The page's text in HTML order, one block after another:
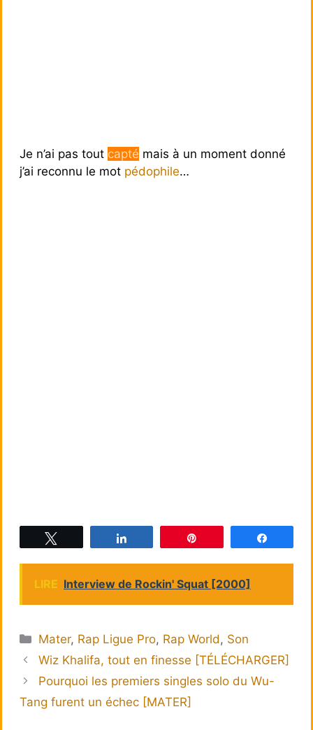
Je n’ai pas tout capté mais à un moment donné
j’ai reconnu le mot pédophile…
LIRE Interview de Rockin' Squat [2000]
Catégories
Mater, Rap Ligue Pro, Rap World , Son
Wiz Khalifa, tout en finesse [TÉLÉCHARGER]
Pourquoi les premiers singles solo du Wu-
Tang furent un échec [MATER]